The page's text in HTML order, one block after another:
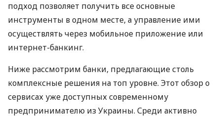
подход позволяет получить все основные
инструменты в одном месте, а управление ими
осуществлять через мобильное приложение или
интернет-банкинг.
Ниже рассмотрим банки, предлагающие столь
комплексные решения на топ уровне. Этот обзор о
сервисах уже доступных современному
предпринимателю из Украины. Среди активно